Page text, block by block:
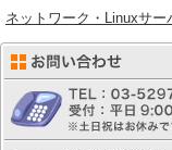
ネットワーク・Linuxサ